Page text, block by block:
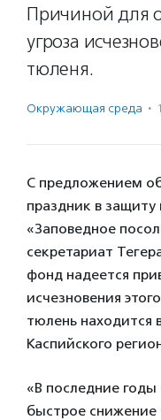
Причиной для
угроза
тюленя.
Окружающая среда ·
С предложением
праздник в
«Заповедное
секретариат
фонд надеется
исчезновения
тюлень находится
Каспийского
«В последние
быстрое снижение